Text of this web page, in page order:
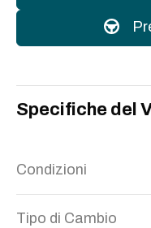
Specifiche del
Condizioni
Tipo di Cambio